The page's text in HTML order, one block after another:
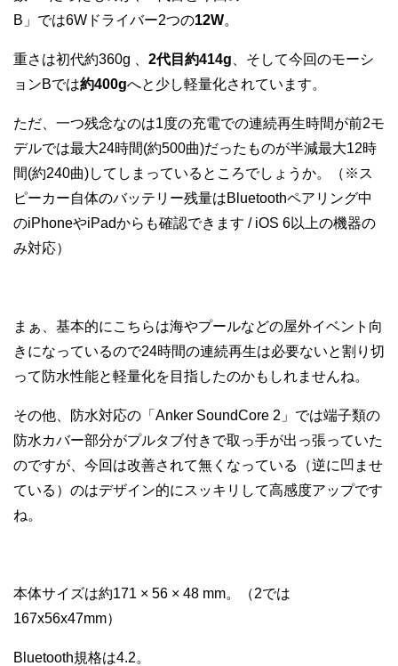
B」では6Wドライバー2つの12W。
重さは初代約360g 、 2代目約414g 、そして今回のモーシ
ョンBでは約400gへと少し軽量化されています。
ただ、一つ残念なのは1度の充電での連続再生時間が前2モ
デルでは最大24時間(約500曲)だったものが半減最大12時
間(約240曲)してしまっているところでしょうか。（※ス
ピーカー自体のバッテリー残量はBluetoothペアリング中
のiPhoneやiPadからも確認できます / iOS 6以上の機器の
み対応）
まぁ、基本的にこちらは海やプールなどの屋外イベント向
きになっているので24時間の連続再生は必要ないと割り切
って防水性能と軽量化を目指したのかもしれませんね。
その他、防水対応の「Anker SoundCore 2」では端子類の
防水カバー部分がプルタブ付きで取っ手が出っ張っていた
のですが、今回は改善されて無くなっている（逆に凹ませ
ている）のはデザイン的にスッキリして高感度アップです
ね。
本体サイズは約171 × 56 × 48 mm。（2では
167x56x47mm）
Bluetooth規格は4.2。